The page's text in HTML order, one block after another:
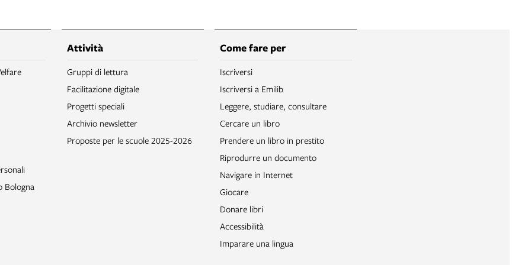
Bologna
Attività
Gruppi di lettura
Facilitazione digitale
Progetti speciali
Archivio newsletter
Proposte per le scuole 2025-2026
Come fare per
Iscriversi
Iscriversi a Emilib
Leggere, studiare, consultare
Cercare un libro
Prendere un libro in prestito
Riprodurre un documento
Navigare in Internet
Giocare
Donare libri
Accessibilità
Imparare una lingua